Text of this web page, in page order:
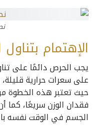
الإهتمام
يجب الحرص دائمًا على
على سعرات حرارية
حيث تعتبر هذه الخطوة
فقدان الوزن سريعًا، كما
الجسم في الوقت نفسه